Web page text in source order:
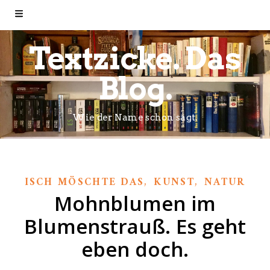
Textzicke. Das
Blog.
Wie der Name schon sagt.
ISCH MÖSCHTE DAS,KUNST, NATUR
Mohnblumen im
Blumenstrauß. Es geht
eben doch.